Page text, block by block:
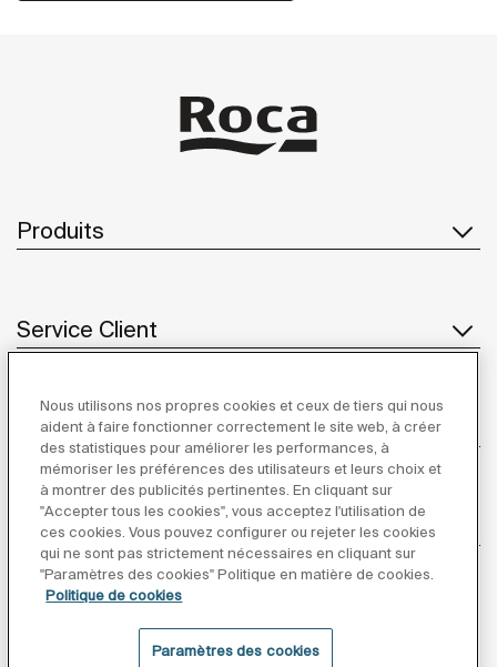
Produits
Service Client
À propos de Roca
Inspiration
Suivez-nous
Nous utilisons nos propres cookies et ceux de tiers qui nous
aident à faire fonctionner correctement le site web, à créer
des statistiques pour améliorer les performances, à
mémoriser les préférences des utilisateurs et leurs choix et
à montrer des publicités pertinentes. En cliquant sur
"Accepter tous les cookies", vous acceptez l'utilisation de
ces cookies. Vous pouvez configurer ou rejeter les cookies
qui ne sont pas strictement nécessaires en cliquant sur
"Paramètres des cookies" Politique en matière de cookies.
Politique de cookies
Paramètres des cookies